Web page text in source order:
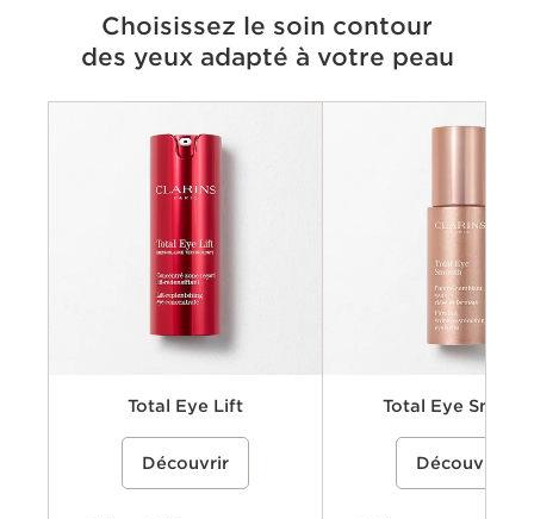
Choisissez le soin contour
des yeux adapté à votre peau
Préoccupations
Total Eye Lift
Une crème pour les yeux
rechargeable qui aide à lifter et
%{Product=80112544 price}%
Découvrir
Total Eye
Un baume lissant pour le
yeux qui aide à réduire
%{Product=80081843
Découvrir